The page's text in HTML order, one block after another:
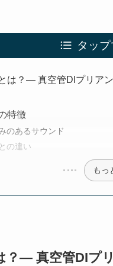
タッ
は？— 真空管DIプリア
特徴
のあるサウンド
の違い
もっ
？— 真空管DIプ